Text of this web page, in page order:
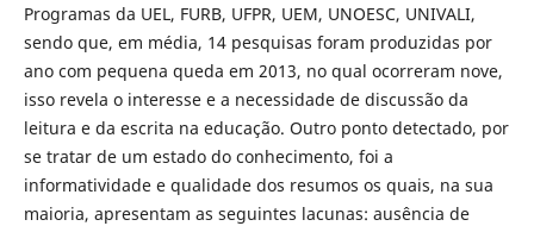
Programas da UEL, FURB, UFPR, UEM, UNOESC, UNIVALI,
sendo que, em média, 14 pesquisas foram produzidas por
ano com pequena queda em 2013, no qual ocorreram nove,
isso revela o interesse e a necessidade de discussão da
leitura e da escrita na educação. Outro ponto detectado, por
se tratar de um estado do conhecimento, foi a
informatividade e qualidade dos resumos os quais, na sua
maioria, apresentam as seguintes lacunas: ausência de